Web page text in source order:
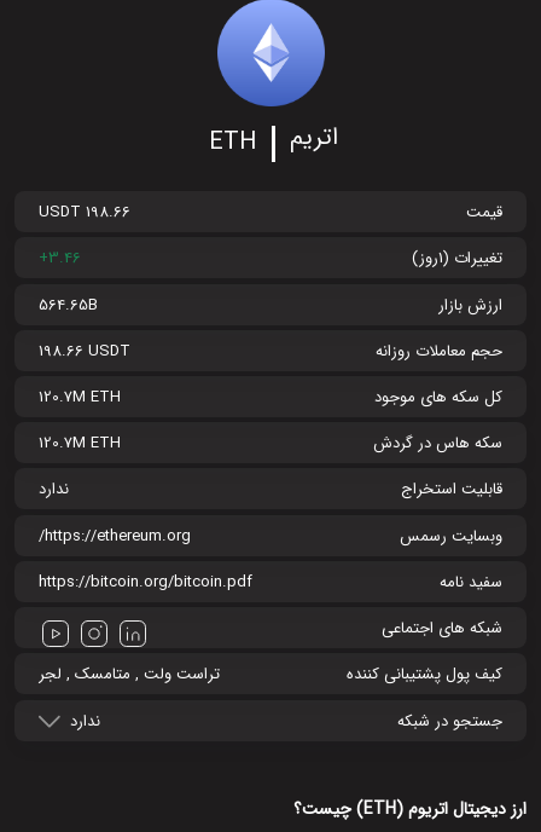
اتریم ETH
قیمت
198.66 USDT
تغییرات (1روز)
+3.46
ارزش بازار
564.65B
حجم معاملات روزانه
198.66 USDT
کل سکه های موجود
120.7M ETH
سکه هاس در گردش
120.7M ETH
قابلیت استخراج
ندارد
وبسایت رسمس
https://ethereum.org/
سفید نامه
https://bitcoin.org/bitcoin.pdf
شبکه های اجتماعی
کیف پول پشتیبانی کننده
تراست ولت , متامسک , لجر
جستجو در شبکه
ندارد
ارز دیجیتال اتریوم (ETH) چیست؟